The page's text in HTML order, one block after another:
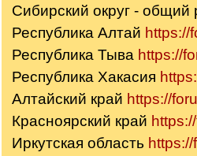
Сибирский округ - общий
Республика Алтай https://
Республика Тыва https://
Республика Хакасия
Алтайский край https://
Красноярский край
Иркутская область